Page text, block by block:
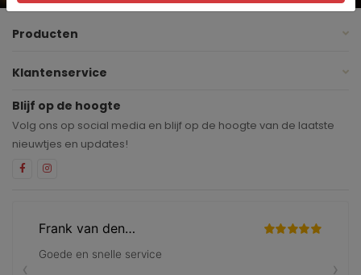
Producten
Klantenservice
Blijf op de hoogte
Volg ons op social media en blijf op de hoogte van de laatste
nieuwtjes en updates!